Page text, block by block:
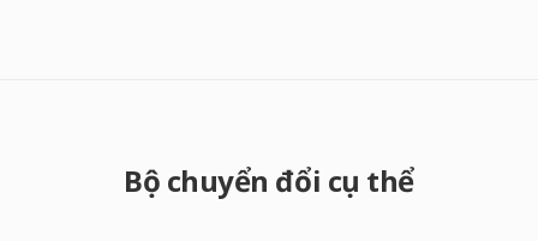
Bộ chuyển đổi cụ thể